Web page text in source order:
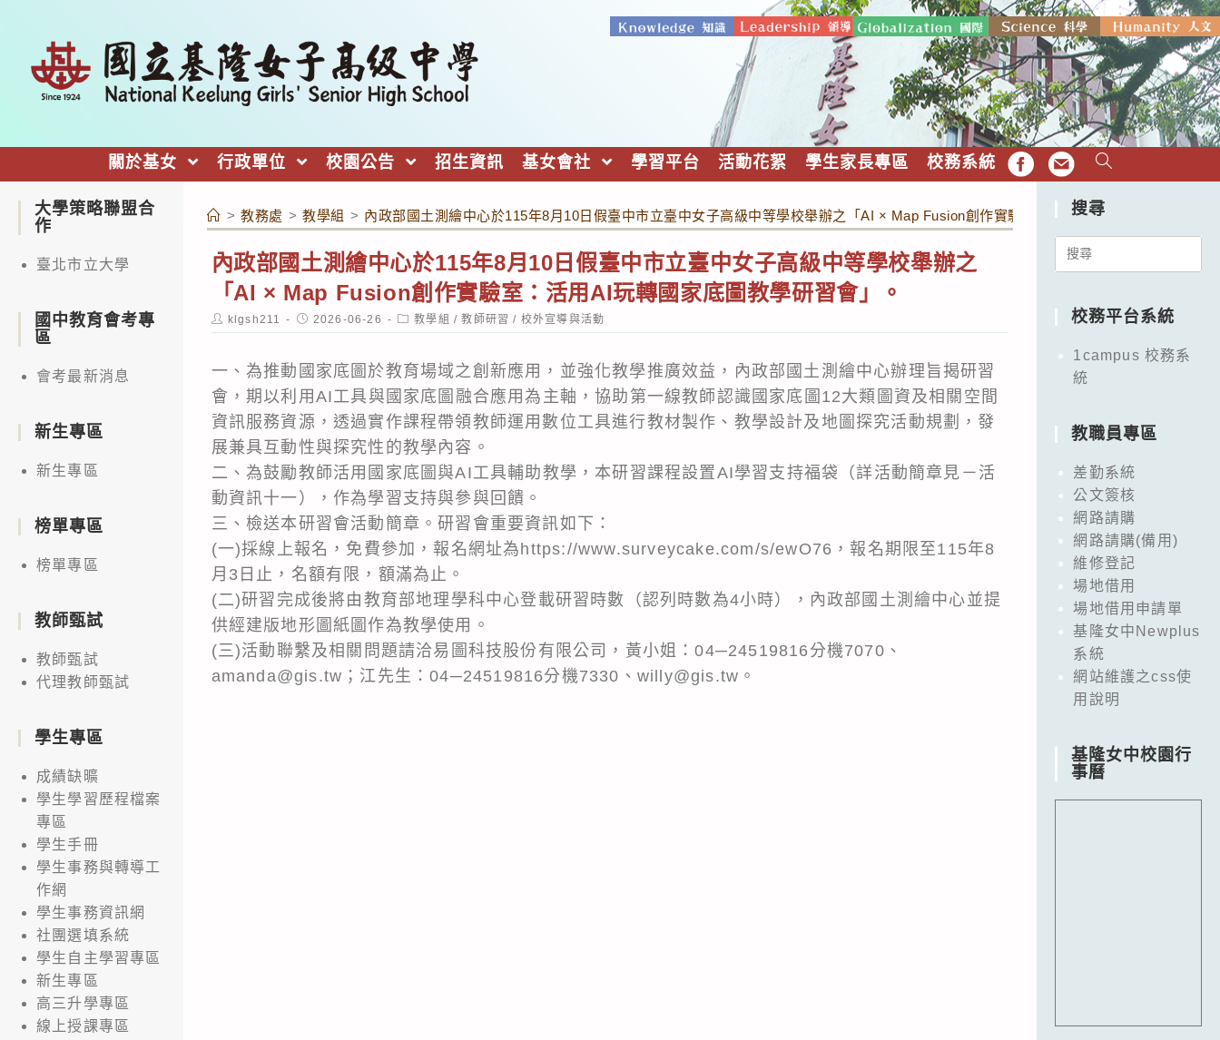
關於基女 行政單位 校園公告 招生資訊 基女會社 學習平台 活動花絮 學生家長專區 校務系統 FB EMAIL
> 教務處 > 教學組 > 內政部國土測繪中心於115年8月10日假臺中市立臺中女子高級中等學校舉辦之「AI × Map Fusion創作實驗室：活用AI玩轉國家底圖教學
內政部國土測繪中心於115年8月10日假臺中市立臺中女子高級中等學校舉辦之
「AI × Map Fusion創作實驗室：活用AI玩轉國家底圖教學研習會」。
Post
author:
klgsh211
Post
published:
2026-06-26
Post
category:
教學組 / 教師研習 / 校外宣導與活動
一、為推動國家底圖於教育場域之創新應用，並強化教學推廣效益，內政部國土測繪中心辦理旨揭研習
會，期以利用AI工具與國家底圖融合應用為主軸，協助第一線教師認識國家底圖12大類圖資及相關空間
資訊服務資源，透過實作課程帶領教師運用數位工具進行教材製作、教學設計及地圖探究活動規劃，發
展兼具互動性與探究性的教學內容。
二、為鼓勵教師活用國家底圖與AI工具輔助教學，本研習課程設置AI學習支持福袋（詳活動簡章見－活
動資訊十一），作為學習支持與參與回饋。
三、檢送本研習會活動簡章。研習會重要資訊如下：
(一)採線上報名，免費參加，報名網址為https://www.surveycake.com/s/ewO76，報名期限至115年8
月3日止，名額有限，額滿為止。
(二)研習完成後將由教育部地理學科中心登載研習時數（認列時數為4小時），內政部國土測繪中心並提
供經建版地形圖紙圖作為教學使用。
(三)活動聯繫及相關問題請洽易圖科技股份有限公司，黃小姐：04─24519816分機7070、
amanda@gis.tw；江先生：04─24519816分機7330、willy@gis.tw。
大學策略聯盟合
作
臺北市立大學
國中教育會考專
區
會考最新消息
新生專區
新生專區
榜單專區
榜單專區
教師甄試
教師甄試
代理教師甄試
學生專區
成績缺曠
學生學習歷程檔案
專區
學生手冊
學生事務與轉導工
作網
學生事務資訊網
社團選填系統
學生自主學習專區
新生專區
高三升學專區
線上授課專區
搜尋
Search
校務平台系統
1campus 校務系
統
教職員專區
差勤系統
公文簽核
網路請購
網路請購(備用)
維修登記
場地借用
場地借用申請單
基隆女中Newplus
系統
網站維護之css使
用說明
基隆女中校園行
事曆